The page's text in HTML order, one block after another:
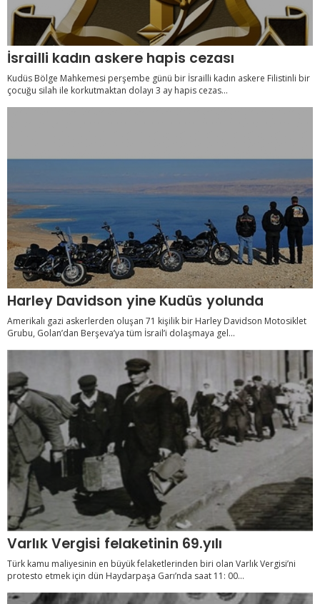
İsrailli kadın askere hapis cezası
Kudüs Bölge Mahkemesi perşembe günü bir İsrailli kadın askere Filistinli bir
çocuğu silah ile korkutmaktan dolayı 3 ay hapis cezas...
Harley Davidson yine Kudüs yolunda
Amerikalı gazi askerlerden oluşan 71 kişilik bir Harley Davidson Motosiklet
Grubu, Golan’dan Berşeva’ya tüm İsrail’i dolaşmaya gel...
Varlık Vergisi felaketinin 69.yılı
Türk kamu maliyesinin en büyük felaketlerinden biri olan Varlık Vergisi’ni
protesto etmek için dün Haydarpaşa Garı’nda saat 11: 00...